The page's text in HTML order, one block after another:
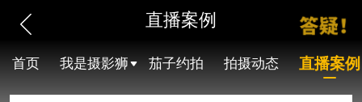
直播案例
首页 我是摄影狮 茄子约拍 拍摄动态 直播案例